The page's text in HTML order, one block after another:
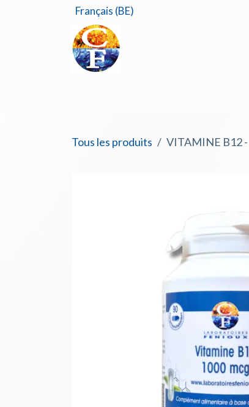
Se rendre au contenu
Français (BE)
Tous les produits VITAMINE B12